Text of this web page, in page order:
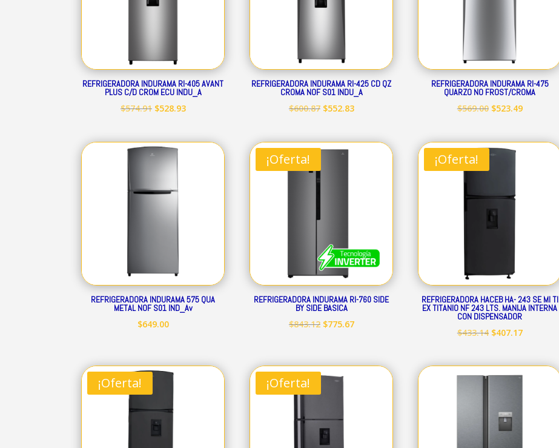
REFRIGERADORA INDURAMA RI-405 AVANT
PLUS C/D CROM ECU INDU_A
$574.91 El
original
era:
$574.91.
$528.93El
actual
REFRIGERADORA INDURAMA RI-425 CD QZ
CROMA NOF S01 INDU_A
$600.87 El
original
$552.83El
actual
REFRIGERADORA INDURAMA RI-475
QUARZO NO FROST/CROMA
$569.00 El
original
era:
$523.49El
actual
REFRIGERADORA INDURAMA 575 QUA
METAL NOF S01 IND_Av
$649.00
¡Oferta!
REFRIGERADORA INDURAMA RI-760 SIDE
BY SIDE BASICA
$843.12 El
$775.67El
¡Oferta!
REFRIGERADORA HACEB HA- 243 SE MI TI
EX TITANIO NF 243 LTS. MANIJA INTERNA
CON DISPENSADOR
$433.14 El
original
era:
$407.17El
actual
es:
¡Oferta! ¡Oferta!